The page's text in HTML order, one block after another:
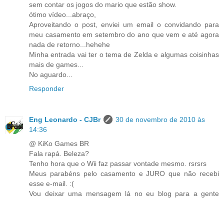
sem contar os jogos do mario que estão show.
ótimo vídeo...abraço,
Aproveitando o post, enviei um email o convidando para
meu casamento em setembro do ano que vem e até agora
nada de retorno...hehehe
Minha entrada vai ter o tema de Zelda e algumas coisinhas
mais de games...
No aguardo...
Responder
Eng Leonardo - CJBr
30 de novembro de 2010 às
14:36
@ KiKo Games BR
Fala rapá. Beleza?
Tenho hora que o Wii faz passar vontade mesmo. rsrsrs
Meus parabéns pelo casamento e JURO que não recebi
esse e-mail. :(
Vou deixar uma mensagem lá no eu blog para a gente